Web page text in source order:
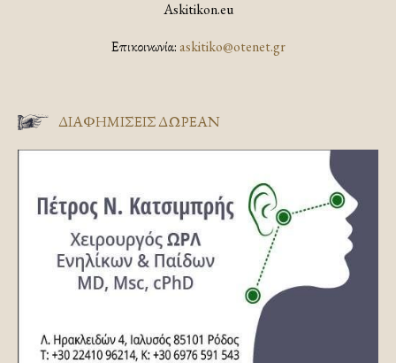
Askitikon.eu
Επικοινωνία:askitiko@otenet.gr
ΔΙΑΦΗΜΊΣΕΙΣ ΔΩΡΕΆΝ